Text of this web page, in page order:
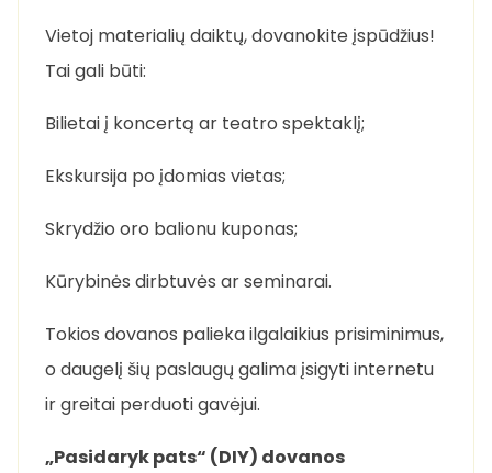
Vietoj materialių daiktų, dovanokite įspūdžius!
Tai gali būti:
Bilietai į koncertą ar teatro spektaklį;
Ekskursija po įdomias vietas;
Skrydžio oro balionu kuponas;
Kūrybinės dirbtuvės ar seminarai.
Tokios dovanos palieka ilgalaikius prisiminimus,
o daugelį šių paslaugų galima įsigyti internetu
ir greitai perduoti gavėjui.
„Pasidaryk pats“ (DIY) dovanos